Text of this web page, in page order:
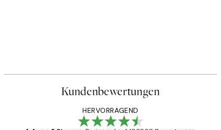
Kundenbewertungen
HERVORRAGEND